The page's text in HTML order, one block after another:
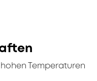
Temperaturen